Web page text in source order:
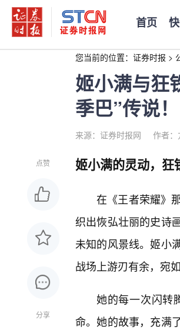
首页
您当前的位置： 证券时报 >
姬小满与狂
季巴”传说！
来源：证券时报网 作者
点赞
分享
姬小满的灵动，狂
在《王者荣耀》
织出恢弘壮丽的史诗
未知的风景线。姬小
战场上游刃有余，宛
她的每一次闪转
命。她的故事，充满